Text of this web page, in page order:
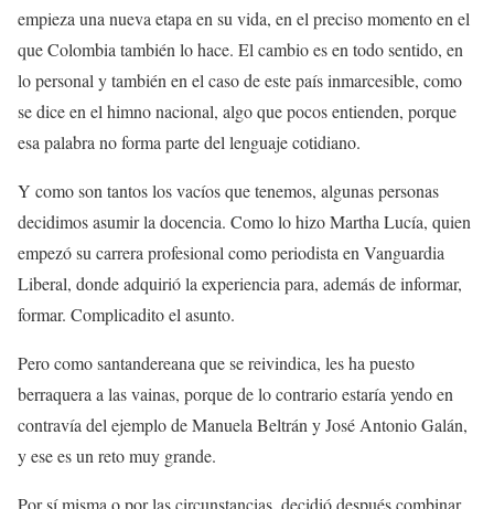
empieza una nueva etapa en su vida, en el preciso momento en el
que Colombia también lo hace. El cambio es en todo sentido, en
lo personal y también en el caso de este país inmarcesible, como
se dice en el himno nacional, algo que pocos entienden, porque
esa palabra no forma parte del lenguaje cotidiano.
Y como son tantos los vacíos que tenemos, algunas personas
decidimos asumir la docencia. Como lo hizo Martha Lucía, quien
empezó su carrera profesional como periodista en Vanguardia
Liberal, donde adquirió la experiencia para, además de informar,
formar. Complicadito el asunto.
Pero como santandereana que se reivindica, les ha puesto
berraquera a las vainas, porque de lo contrario estaría yendo en
contravía del ejemplo de Manuela Beltrán y José Antonio Galán,
y ese es un reto muy grande.
Por sí misma o por las circunstancias, decidió después combinar